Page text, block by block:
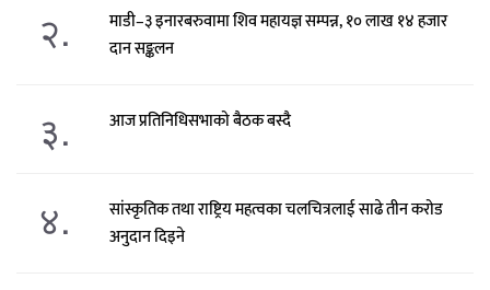
२.
माडी–३ इनारबरुवामा शिव महायज्ञ सम्पन्न, १० लाख १४ हजार
दान सङ्कलन
३. आज प्रतिनिधिसभाको बैठक बस्दै
४.
सांस्कृतिक तथा राष्ट्रिय महत्वका चलचित्रलाई साढे तीन करोड
अनुदान दिइने